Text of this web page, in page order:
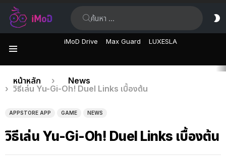
iMoD Drive Max Guard LUXESLA
เรื่อง
ล่าสุด
คุณอยู่ที่นี่:
หน้าหลัก
News
วิธีเล่น Yu-Gi-Oh! Duel Links เบื้องต้น
APPSTORE APP GAME NEWS
วิธีเล่น Yu-Gi-Oh! Duel Links เบื้องต้น